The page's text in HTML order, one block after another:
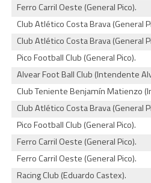
Ferro Carril Oeste (General Pico).
Club Atlético Costa Brava (General
Club Atlético Costa Brava (General
Pico Football Club (General Pico).
Alvear Foot Ball Club (Intendente
Club Teniente Benjamín Matienzo
Club Atlético Costa Brava (General
Pico Football Club (General Pico).
Ferro Carril Oeste (General Pico).
Ferro Carril Oeste (General Pico).
Racing Club (Eduardo Castex).